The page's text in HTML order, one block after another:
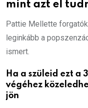
mint azt el
Pattie Mellette
leginkább a
ismert.
Ha a szüleid ezt a
végéhez
jön